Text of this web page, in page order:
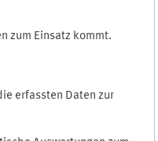
zum Einsatz kommt.
erfassten Daten zur